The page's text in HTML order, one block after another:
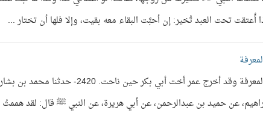
تحت العبد تُخير: إن أحبَّت البقاء معه بقيت، وإلا فلها أن تختار ...
باب إخراج أهل المعاصي والخصوم من البيوت بعد المعرفة وقد أخرج عمر أخت أبي بكر حين ناحت. 2420- حدثنا محمد
عن حميد بن عبدالرحمن، عن أبي هريرة، عن النبي ﷺ قال: لقد هممتُ